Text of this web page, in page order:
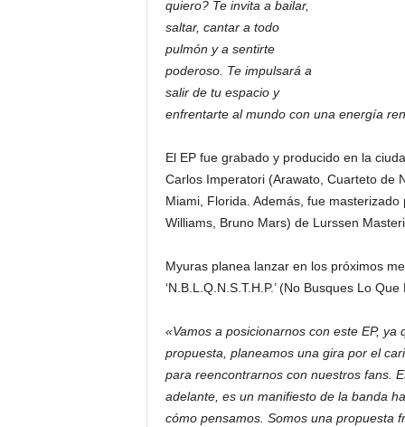
quiero? Te invita a bailar,
saltar, cantar a todo
pulmón y a sentirte
poderoso. Te impulsará a
salir de tu espacio y
enfrentarte al mundo con una energía
El EP fue grabado y producido en la
Carlos Imperatori (Arawato, Cuarteto de
Miami, Florida. Además, fue
Williams, Bruno Mars) de Lurssen
Myuras planea lanzar en los próximos
‘N.B.L.Q.N.S.T.H.P.’ (No Busques Lo
«Vamos a posicionarnos con este EP,
propuesta, planeamos una gira por el
para reencontrarnos con nuestros fans.
adelante, es un manifiesto de la banda
cómo pensamos. Somos una propuesta